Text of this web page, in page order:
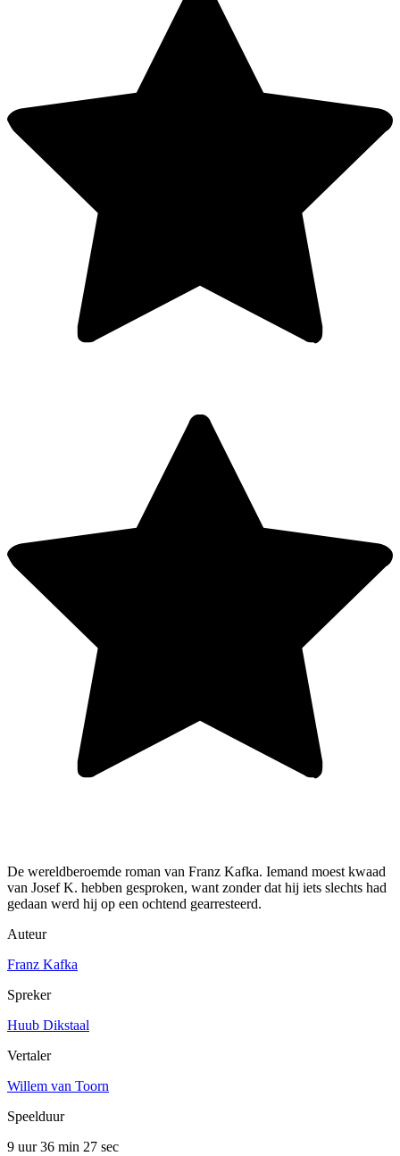
De wereldberoemde roman van Franz Kafka. Iemand moest kwaad
van Josef K. hebben gesproken, want zonder dat hij iets slechts had
gedaan werd hij op een ochtend gearresteerd.
Auteur
Franz Kafka
Spreker
Huub Dikstaal
Vertaler
Willem van Toorn
Speelduur
9 uur 36 min 27 sec